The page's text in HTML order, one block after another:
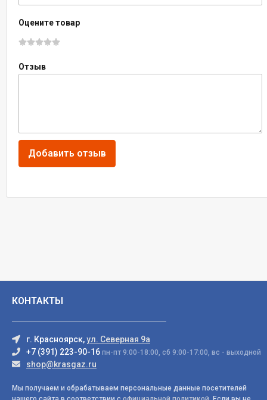
Оцените товар
Отзыв
КОНТАКТЫ
г. Красноярск,ул. Северная 9а
+7 (391) 223-90-16 пн-пт 9:00-18:00, сб 9:00-17:00, вс - выходной
shop@krasgaz.ru
Мы получаем и обрабатываем персональные данные посетителей